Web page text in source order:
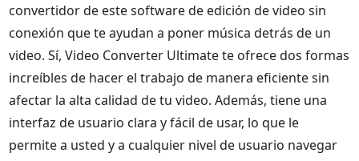
convertidor de este software de edición de video sin
conexión que te ayudan a poner música detrás de un
video. Sí, Video Converter Ultimate te ofrece dos formas
increíbles de hacer el trabajo de manera eficiente sin
afectar la alta calidad de tu video. Además, tiene una
interfaz de usuario clara y fácil de usar, lo que le
permite a usted y a cualquier nivel de usuario navegar